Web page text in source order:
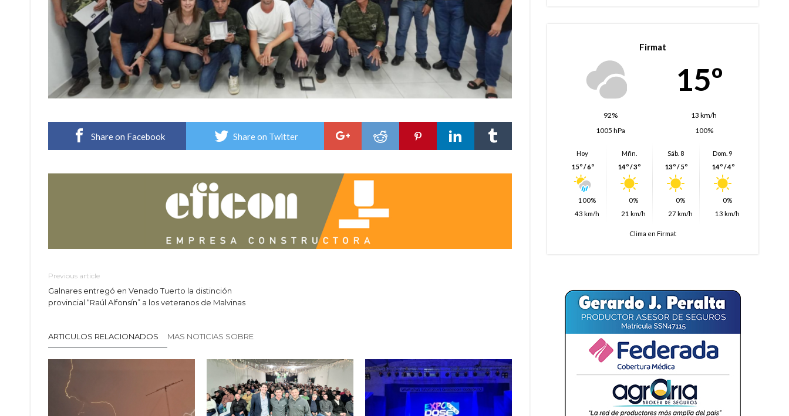
Share on Facebook Share on Twitter
Previous article
Galnares entregó en Venado Tuerto la distinción
provincial “Raúl Alfonsín” a los veteranos de Malvinas
ARTICULOS RELACIONADOS MAS NOTICIAS SOBRE
Firmat
15º
92%
13 km/h
1005 hPa
100%
Hoy
15º / 6º
100%
43 km/h
Mñn.
14º / 3º
0%
21 km/h
Sáb. 8
13º / 5º
0%
27 km/h
Dom. 9
14º / 4º
0%
13 km/h
Clima en Firmat